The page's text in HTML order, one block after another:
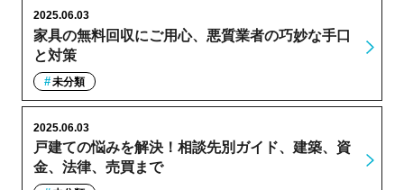
家具の無料回収にご用心、悪質業者の巧妙な手口
と対策
2025.06.03
未分類
戸建ての悩みを解決！相談先別ガイド、建築、資
金、法律、売買まで
2025.06.03